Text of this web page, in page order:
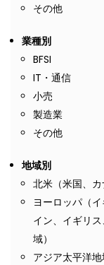
その他
業種別
BFSI
IT・通信
小売
製造業
その他
地域別
北米（米国、カ
ヨーロッパ（
イン、イギリ
域）
アジア太平洋